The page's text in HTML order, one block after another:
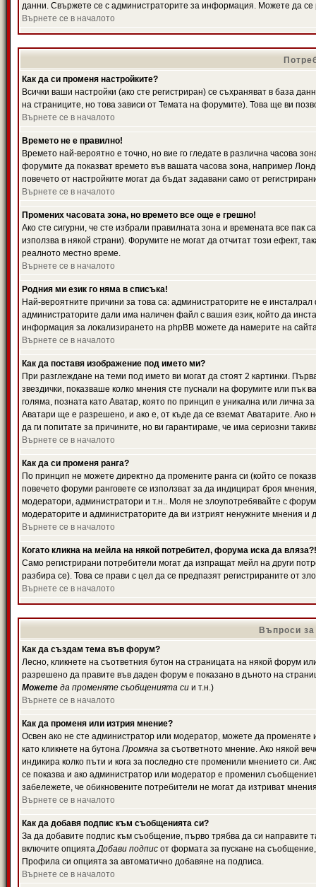
данни. Свържете се с администраторите за информация. Можете да се
Върнете се в началото
Как да си променя настройките?
Всички ваши настройки (ако сте регистриран) се съхраняват в база
на страниците, но това зависи от Темата на форумите). Това ще ви
Върнете се в началото
Времето не е правилно!
Времето най-вероятно е точно, но вие го гледате в различна часова
форумите да показват времето във вашата часова зона, например
повечето от настройките могат да бъдат задавани само от
Върнете се в началото
Промених часовата зона, но времето все още е грешно!
Ако сте сигурни, че сте избрали правилната зона и времената все
използва в някой страни). Форумите не могат да отчитат този ефект,
реалното местно време.
Върнете се в началото
Родния ми език го няма в списъка!
Най-вероятните причини за това са: администраторите не е
администраторите дали има наличен файл с вашия език, който да
информация за локализирането на phpBB можете да намерите на
Върнете се в началото
Как да поставя изображение под името ми?
При разглеждане на теми под името ви могат да стоят 2 картинки.
звездички, показваше колко мнения сте пуснали на форумите или пък
голяма, позната като Аватар, която по принцип е уникална или лична
Аватари ще е разрешено, и ако е, от къде да се вземат Аватарите.
да ги попитате за причините, но ви гарантираме, че има сериозни
Върнете се в началото
Как да си променя ранга?
По принцип не можете директно да промените ранга си (който се
повечето форуми ранговете се използват за да индицират броя
модератори, администратори и т.н.. Моля не злоупотребявайте с
модераторите и администраторите да ви изтрият ненужните мнения и
Върнете се в началото
Когато кликна на мейла на някой потребител, форума иска да вляза?!
Само регистрирани потребители могат да изпращат мейл на други
разбира се). Това се прави с цел да се предпазят регистрираните от
Върнете се в началото
Въпроси
Как да създам тема във форум?
Лесно, кликнете на съответния бутон на страницата на някой форум
разрешено да правите във даден форум е показано в дъното на
Можете да променяте съобщенията си и т.н.)
Върнете се в началото
Как да променя или изтрия мнение?
Освен ако не сте администратор или модератор, можете да
като кликнете на бутона Промяна за съответното мнение. Ако някой
индикира колко пъти и кога за последно сте променили мнението си.
се показва и ако администратор или модератор е променил
забележете, че обикновените потребители не могат да изтриват
Върнете се в началото
Как да добавя подпис към съобщенията си?
За да добавите подпис към съобщение, първо трябва да си
включите опциятаДобави подпис от формата за пускане на
Профила си опцията за автоматично добавяне на подписа.
Върнете се в началото